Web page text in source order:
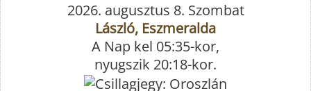
2026. augusztus 8. Szombat
László, Eszmeralda
A Nap kel 05:35-kor,
nyugszik 20:18-kor.